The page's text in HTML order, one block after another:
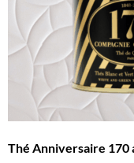
Thé Anniversaire 170